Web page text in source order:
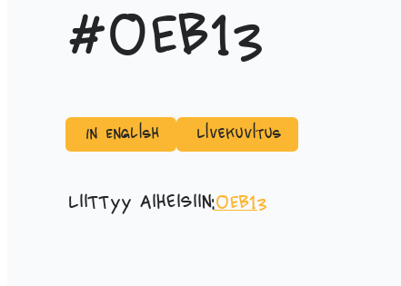
#OEB13
In English Livekuvitus
Liittyy aiheisiin:OEB13